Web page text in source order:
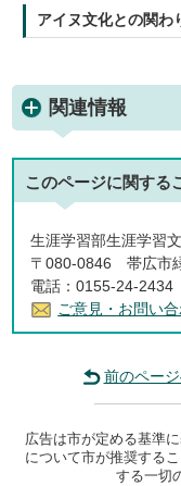
アイヌ文化との関わ
関連情報
このページに関する
生涯学習部生涯学習
〒080-0846 帯広市
電話：0155-24-
ご意見・お問い
前のペー
広告は市が定める基準
について市が推奨する
する一切